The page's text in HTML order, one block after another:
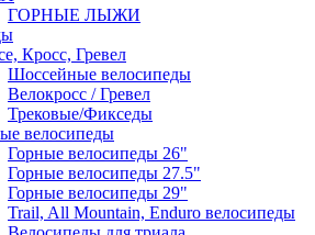
ГОРНЫЕ ЛЫЖИ
Кросс, Гревел
Шоссейные велосипеды
Велокросс / Гревел
Трековые/Фикседы
велосипеды
Горные велосипеды 26"
Горные велосипеды 27.5"
Горные велосипеды 29"
Trail, All Mountain, Enduro велосипеды